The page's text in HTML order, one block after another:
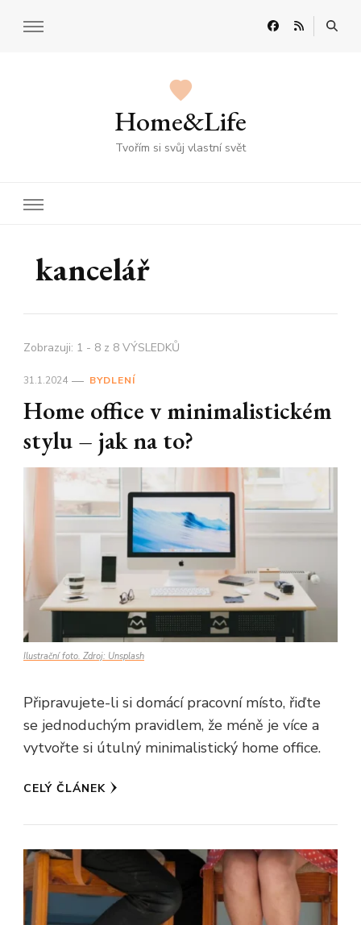
Home&Life
Tvořím si svůj vlastní svět
kancelář
Zobrazuji: 1 - 8 z 8 VÝSLEDKŮ
31.1.2024 BYDLENÍ
Home office v minimalistickém
stylu – jak na to?
Ilustrační foto. Zdroj: Unsplash
Připravujete-li si domácí pracovní místo, řiďte
se jednoduchým pravidlem, že méně je více a
vytvořte si útulný minimalistický home office.
CELÝ ČLÁNEK